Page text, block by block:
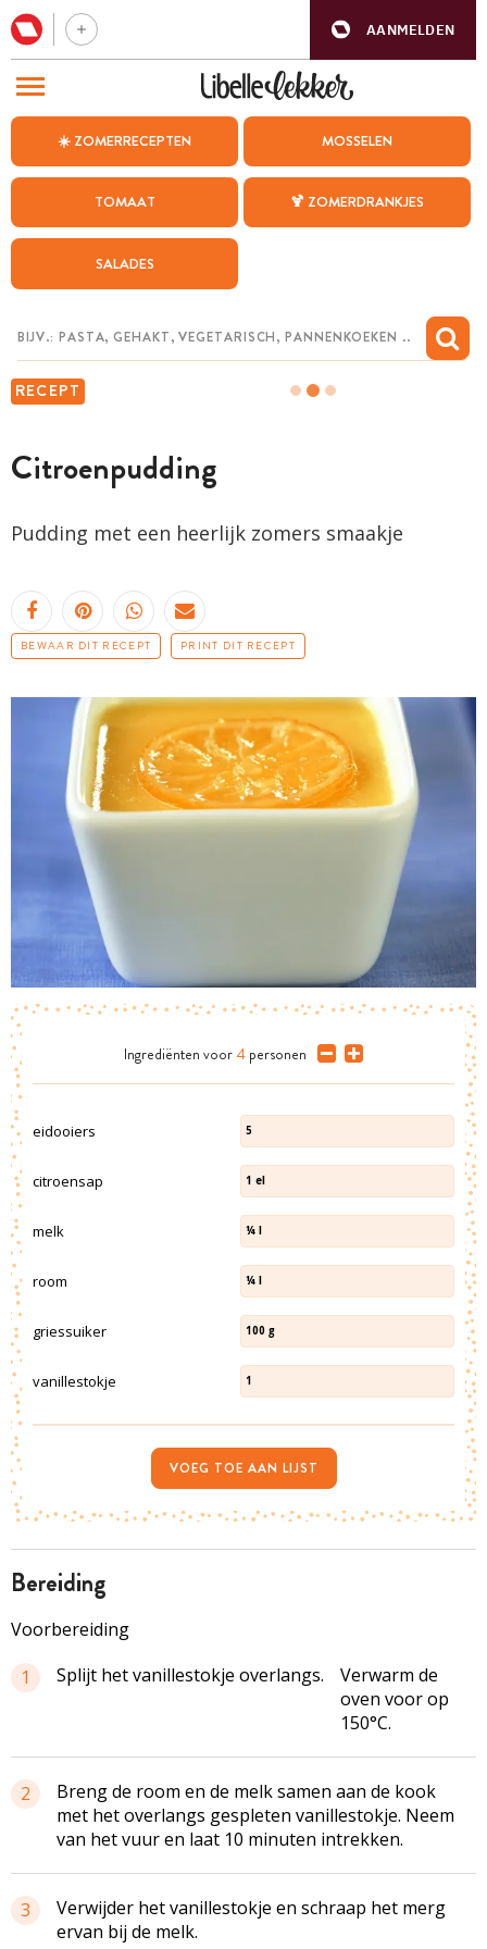
AANMELDEN
☀️ ZOMERRECEPTEN MOSSELEN
TOMAAT 🍹 ZOMERDRANKJES
SALADES
RECEPT
Citroenpudding
Pudding met een heerlijk zomers smaakje
BEWAAR DIT RECEPT PRINT DIT RECEPT
bereiding
Voorbereiding
1
Splijt het vanillestokje overlangs.
Verwarm de
oven voor op
150°C.
2
Breng de room en de melk samen aan de kook
met het overlangs gespleten vanillestokje. Neem
van het vuur en laat 10 minuten intrekken.
3
Verwijder het vanillestokje en schraap het merg
ervan bij de melk.
Ingrediënten voor 4 personen
eidooiers 5
citroensap 1 el
melk ¼ l
room ¼ l
griessuiker 100 g
vanillestokje 1
VOEG TOE AAN LIJST
BEZOEK ONZE ANDERE WEBSITES
WEEKMENU
CHAT MET MAIA
MIJN BEWAARDE RECEPTEN